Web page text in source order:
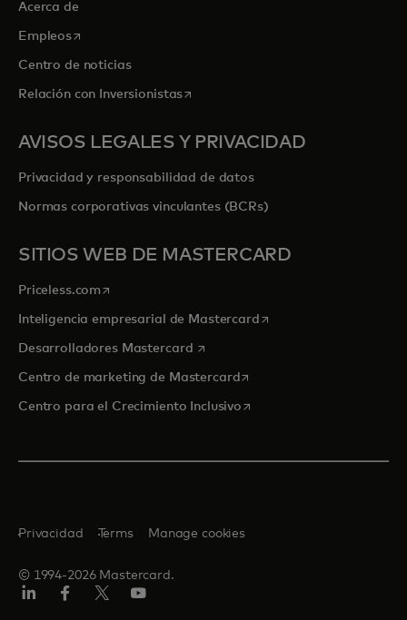
Acerca de
Empleosse abre en una pestaña nueva
Centro de noticias
Relación con Inversionistasse abre en una pestaña nueva
AVISOS LEGALES Y PRIVACIDAD
Privacidad y responsabilidad de datos
Normas corporativas vinculantes (BCRs)
SITIOS WEB DE MASTERCARD
Priceless.com se abre en una pestaña nueva
Inteligencia empresarial de Mastercardse abre en una pestaña
Desarrolladores Mastercard se abre en una pestaña nueva
Centro de marketing de Mastercardse abre en una pestaña
Centro para el Crecimiento Inclusivose abre en una pestaña
© 1994-2026 Mastercard.
Privacidad Terms Manage cookies